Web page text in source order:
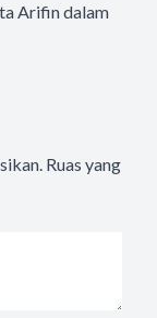
Arifin dalam
Ruas yang